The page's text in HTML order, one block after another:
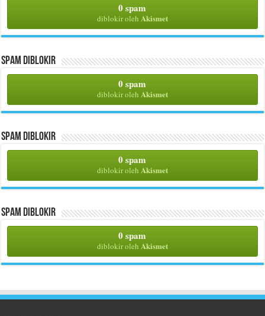
0 spam
diblokir oleh Akismet
Spam Diblokir
0 spam
diblokir oleh Akismet
Spam Diblokir
0 spam
diblokir oleh Akismet
Spam Diblokir
0 spam
diblokir oleh Akismet